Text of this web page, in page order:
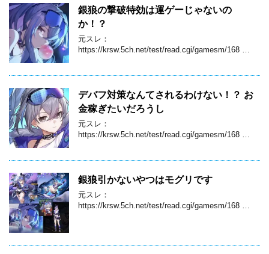
銀狼の撃破特効は運ゲーじゃないの
か！？
元スレ：
https://krsw.5ch.net/test/read.cgi/gamesm/168 …
デバフ対策なんてされるわけない！？ お
金稼ぎたいだろうし
元スレ：
https://krsw.5ch.net/test/read.cgi/gamesm/168 …
銀狼引かないやつはモグリです
元スレ：
https://krsw.5ch.net/test/read.cgi/gamesm/168 …